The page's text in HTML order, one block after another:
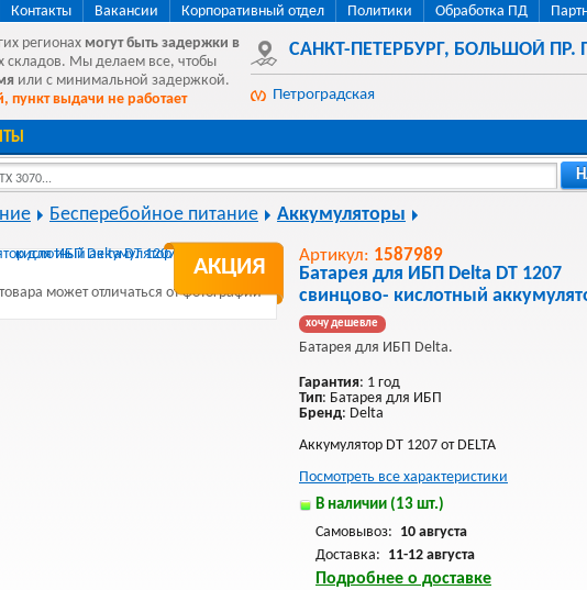
Контакты Вакансии Корпоративный отдел Политики Обработка ПД
регионах могут быть задержки в
складов. Мы делаем все, чтобы
или с минимальной задержкой.
пункт выдачи не работает
САНКТ-ПЕТЕРБУРГ, БОЛЬШОЙ ПР.
Петроградская
3070...
Бесперебойное питание Аккумуляторы
АКЦИЯ
может отличаться от фотографии
Артикул: 1587989
Батарея для ИБП Delta DT 1207
свинцово- кислотный
хочу дешевле
Батарея для ИБП Delta.
Гарантия: 1 год
Тип: Батарея для ИБП
Бренд: Delta
Аккумулятор DT 1207 от DELTA
Посмотреть все характеристики
В наличии (13 шт.)
Самовывоз: 10 августа
Доставка: 11-12 августа
Подробнее о доставке